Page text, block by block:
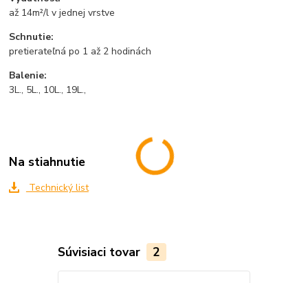
až 14m²/l v jednej vrstve
Schnutie:
pretierateľná po 1 až 2 hodinách
Balenie:
3L., 5L., 10L., 19L.,
Na stiahnutie
Technický list
Súvisiaci tovar 2